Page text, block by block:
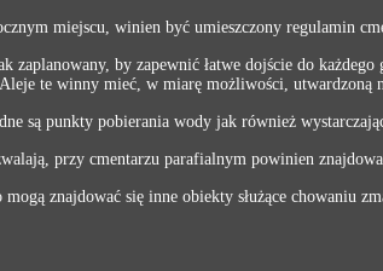
miejscu, winien być umieszczony regulamin
zaplanowany, by zapewnić łatwe dojście do
te winny mieć, w miarę możliwości, utwardzoną
są punkty pobierania wody jak również
przy cmentarzu parafialnym powinien
znajdować się inne obiekty służące chowaniu